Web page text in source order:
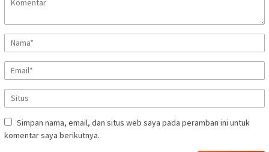
Simpan nama, email, dan situs web saya pada peramban ini untuk
komentar saya berikutnya.